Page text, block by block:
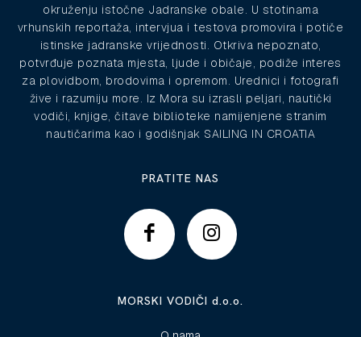
okruženju istočne Jadranske obale. U stotinama
vrhunskih reportaža, intervjua i testova promovira i potiče
istinske jadranske vrijednosti. Otkriva nepoznato,
potvrđuje poznata mjesta, ljude i običaje, podiže interes
za plovidbom, brodovima i opremom. Urednici i fotografi
žive i razumiju more. Iz Mora su izrasli peljari, nautički
vodiči, knjige, čitave biblioteke namijenjene stranim
nautičarima kao i godišnjak SAILING IN CROATIA
PRATITE NAS
MORSKI VODIČI d.o.o.